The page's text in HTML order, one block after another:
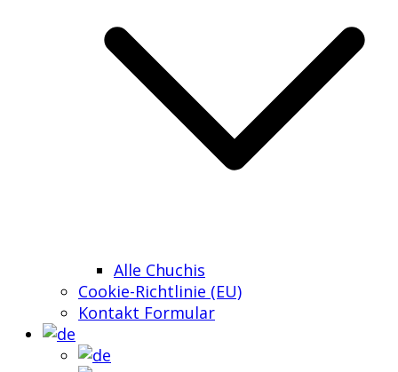
Alle Chuchis
Cookie-Richtlinie (EU)
Kontakt Formular